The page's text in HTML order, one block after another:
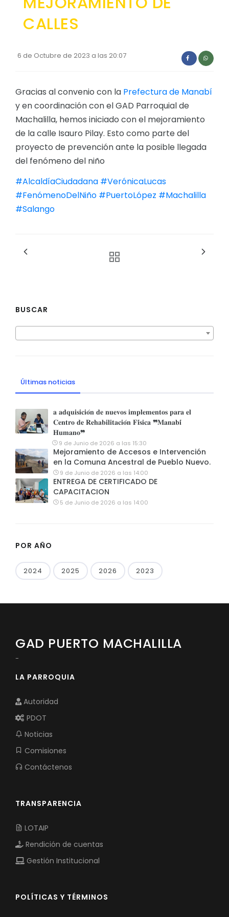
GEOGRAFÍA
Clima
GESTIÓN ADMINISTRATIVA
Plan de desarrollo y Ordenamiento Territorial -
Plan Operativo Anual - POA
Convenios Institucionales
PRESUPUESTO: EJECUCIÓN Y REPORTES
Cédulas presupuestarias y balances
Procesos de contratación
Ejecución Presupuestaria
CALLES
6 de Octubre de 2023 a las 20:07
Gracias al convenio con la Prefectura de Manabí
y en coordinación con el GAD Parroquial de
Machalilla, hemos iniciado con el mejoramiento
de la calle Isauro Pilay. Esto como parte del
proyecto de prevención ante la posible llegada
del fenómeno del niño
#AlcaldíaCiudadana #VerónicaLucas
#FenómenoDelNiño #PuertoLópez #Machalilla
#Salango
BUSCAR
Últimas noticias
𝐚 𝐚𝐝𝐪𝐮𝐢𝐬𝐢𝐜𝐢𝐨́𝐧 𝐝𝐞 𝐧𝐮𝐞𝐯𝐨𝐬 𝐢𝐦𝐩𝐥𝐞𝐦𝐞𝐧𝐭𝐨𝐬 𝐩𝐚𝐫𝐚 𝐞𝐥
𝐂𝐞𝐧𝐭𝐫𝐨 𝐝𝐞 𝐑𝐞𝐡𝐚𝐛𝐢𝐥𝐢𝐭𝐚𝐜𝐢𝐨́𝐧 𝐅𝐢́𝐬𝐢𝐜𝐚 ❞𝐌𝐚𝐧𝐚𝐛𝐢́
𝐇𝐮𝐦𝐚𝐧𝐨❞
9 de Junio de 2026 a las 15:30
Mejoramiento de Accesos e Intervención
en la Comuna Ancestral de Pueblo Nuevo.
9 de Junio de 2026 a las 14:00
ENTREGA DE CERTIFICADO DE
CAPACITACION
5 de Junio de 2026 a las 14:00
POR AÑO
2024 2025 2026 2023
GAD PUERTO MACHALILLA
-
LA PARROQUIA
Autoridad
PDOT
Noticias
Comisiones
Contáctenos
TRANSPARENCIA
LOTAIP
Rendición de cuentas
Gestión Institucional
POLÍTICAS Y TÉRMINOS